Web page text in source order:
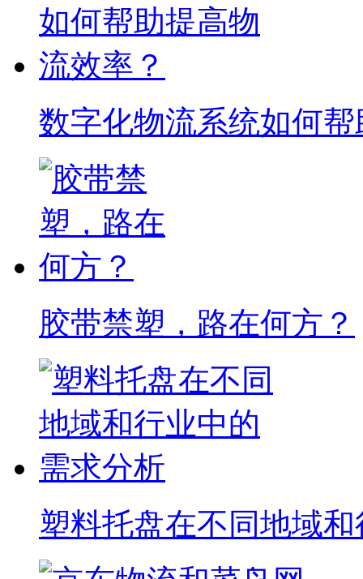
数字化物流系统如何
胶带禁塑，路在何方？
塑料托盘在不同地域